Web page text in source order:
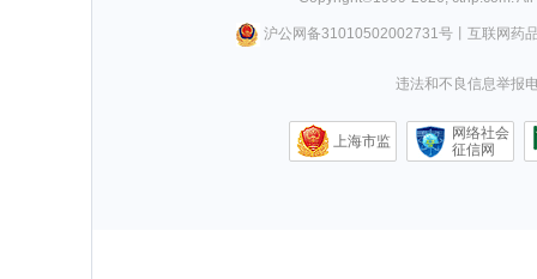
沪公网备31010502002731号丨 互联网药
违法和不良信息举报
上海市监
网络社会
征信网